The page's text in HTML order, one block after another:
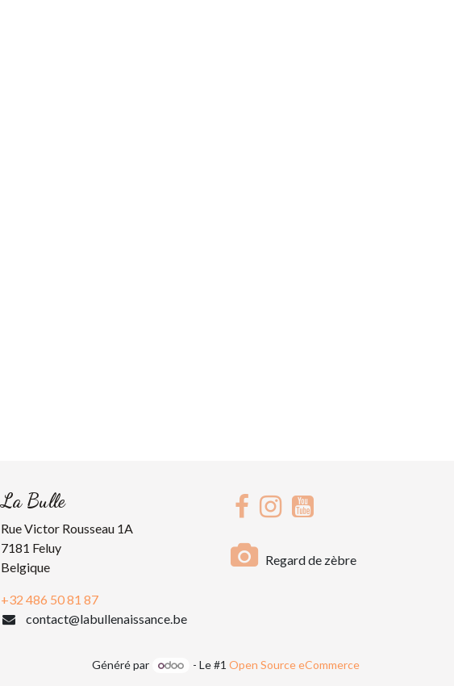
La Bulle
Rue Victor Rousseau 1A
7181 Feluy
Belgique
+32 486 50 81 87
contact@labullenaissance.be
Regard de zèbre
Généré par - Le #1 Open Source eCommerce